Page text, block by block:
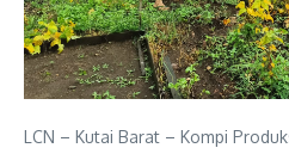
LCN – Kutai Barat – Kompi